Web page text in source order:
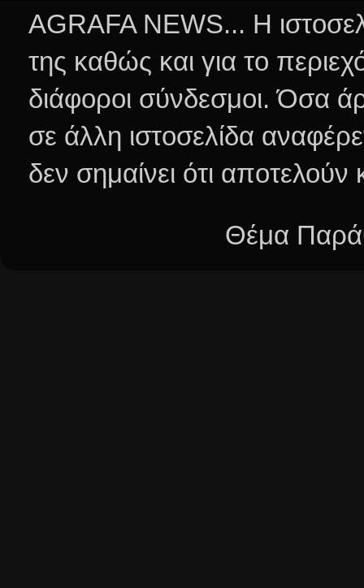
AGRAFA NEWS... Η
της καθώς και για το
διάφοροι σύνδεσμοι.Όσα
σε άλλη ιστοσελίδα
δεν σημαίνει ότι
Θέμα